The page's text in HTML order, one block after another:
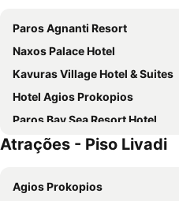
Paros Agnanti Resort
Naxos Palace Hotel
Kavuras Village Hotel & Suites
Hotel Agios Prokopios
Paros Bay Sea Resort Hotel
Roses Beach Hotel
Narges Hotel
Atrações - Piso Livadi
Agios Prokopios